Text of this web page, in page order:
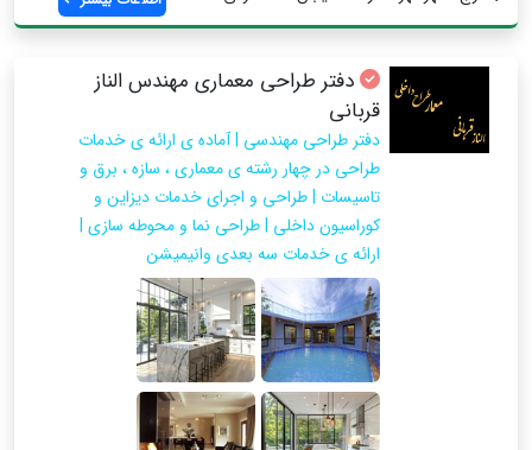
دفتر طراحی معماری مهندس الناز
قربانی
دفتر طراحی مهندسی | آماده ی ارائه ی خدمات
طراحی در چهار رشته ی معماری ، سازه ، برق و
تاسیسات | طراحی و اجرای خدمات دیزاین و
کوراسیون داخلی | طراحی نما و محوطه سازی |
ارائه ی خدمات سه بعدی وانیمیشن